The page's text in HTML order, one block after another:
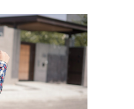
下網址：
理人或監護人之同意方可使用
者引起之損失，本公司不負相關責
據個別帳號之用戶狀況，依本公司即
度不足之情形，本公司將視審查結果